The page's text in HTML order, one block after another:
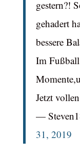
gestern?!
gehadert
bessere
Im
Jetzt
—
31, 2019